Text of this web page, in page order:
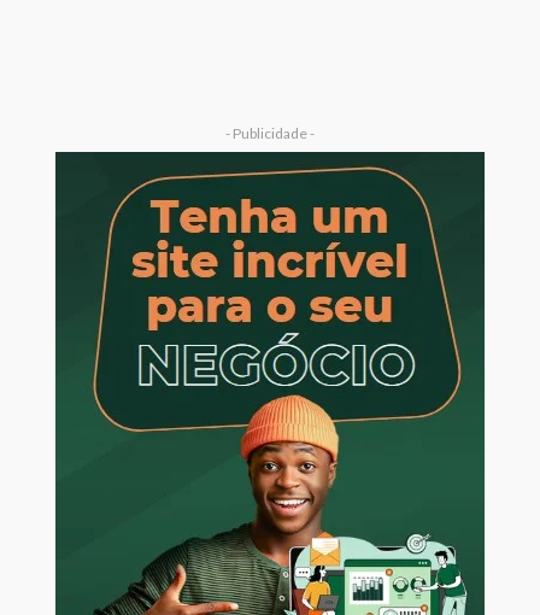
- Publicidade -